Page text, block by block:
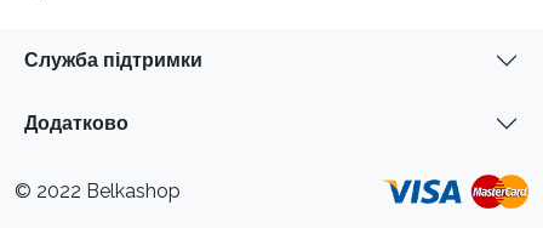
Служба підтримки
Додатково
© 2022 Belkashop